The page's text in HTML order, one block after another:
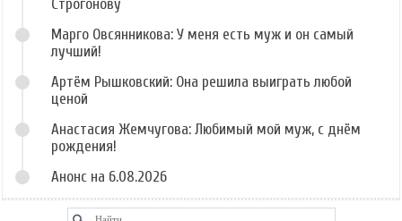
Строгонову
Марго Овсянникова: У меня есть муж и он самый
лучший!
Артём Рышковский: Она решила выиграть любой
ценой
Анастасия Жемчугова: Любимый мой муж, с днём
рождения!
Анонс на 6.08.2026